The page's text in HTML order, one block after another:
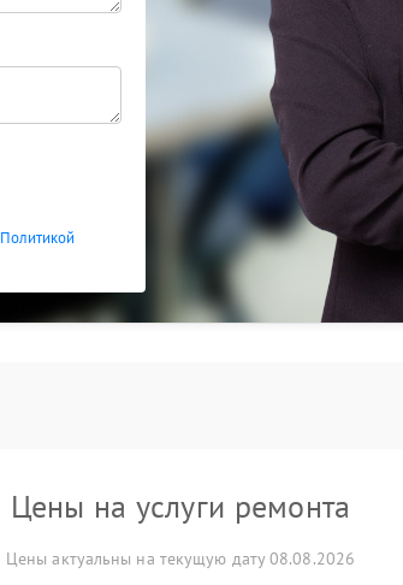
Политикой
Цены на услуги ремонта
Цены актуальны на текущую дату 08.08.2026